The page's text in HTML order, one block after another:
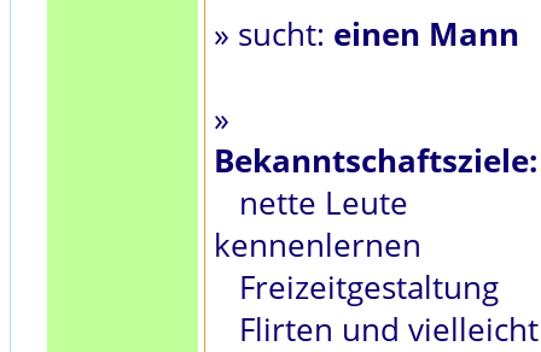
» sucht: einen Mann
»
Bekanntschaftsziele:
nette Leute
kennenlernen
Freizeitgestaltung
Flirten und vielleicht